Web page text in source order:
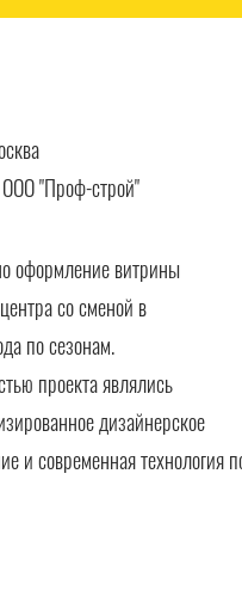
ООО "Проф-строй"
оформление витрины
со сменой в
по сезонам.
проекта являлись
дизайнерское
и современная технология